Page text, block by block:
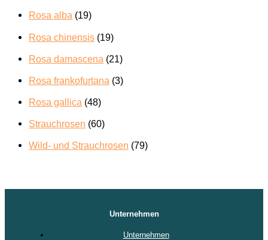
Rosa alba (19)
Rosa chinensis (19)
Rosa damascena (21)
Rosa frankofurtana (3)
Rosa gallica (48)
Strauchrosen (60)
Wild- und Strauchrosen (79)
Unternehmen
Unternehmen